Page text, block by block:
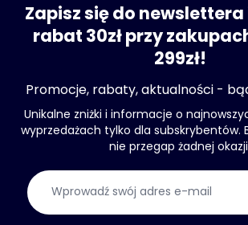
Zapisz się do
rabat 30zł przy
299zł!
Promocje, rabaty, aktualności -
Unikalne zniżki i informacje o
wyprzedażach tylko dla subskrybentów.
nie przegap żadnej